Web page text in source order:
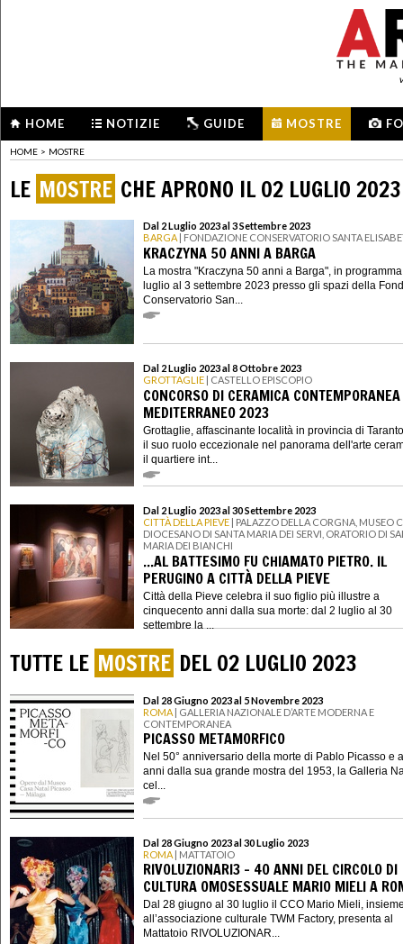
HOME NOTIZIE GUIDE MOSTRE
HOME > MOSTRE
LE MOSTRE CHE APRONO IL 02 LUGLIO 2023
Dal 2 Luglio 2023 al 3 Settembre 2023
BARGA | FONDAZIONE CONSERVATORIO SANTA
KRACZYNA 50 ANNI A BARGA
La mostra "Kraczyna 50 anni a Barga", in
luglio al 3 settembre 2023 presso gli spazi della
Conservatorio San...
Dal 2 Luglio 2023 al 8 Ottobre 2023
GROTTAGLIE | CASTELLO EPISCOPIO
CONCORSO DI CERAMICA CONTEMPORANEA
MEDITERRANEO 2023
Grottaglie, affascinante località in provincia di
il suo ruolo eccezionale nel panorama dell'arte
il quartiere int...
Dal 2 Luglio 2023 al 30 Settembre 2023
CITTÀ DELLA PIEVE | PALAZZO DELLA CORGNA, MUSEO
DIOCESANO DI SANTA MARIA DEI SERVI, ORATORIO DI
MARIA DEI BIANCHI
...AL BATTESIMO FU CHIAMATO PIETRO. IL
PERUGINO A CITTÀ DELLA PIEVE
Città della Pieve celebra il suo figlio più illustre a
cinquecento anni dalla sua morte: dal 2 luglio al 30
settembre la ...
TUTTE LE MOSTRE DEL 02 LUGLIO 2023
Dal 28 Giugno 2023 al 5 Novembre 2023
ROMA | GALLERIA NAZIONALE D’ARTE MODERNA E
CONTEMPORANEA
PICASSO METAMORFICO
Nel 50° anniversario della morte di Pablo Picasso e
anni dalla sua grande mostra del 1953, la Galleria
cel...
Dal 28 Giugno 2023 al 30 Luglio 2023
ROMA | MATTATOIO
RIVOLUZIONARI3 - 40 ANNI DEL CIRCOLO DI
CULTURA OMOSESSUALE MARIO MIELI A
Dal 28 giugno al 30 luglio il CCO Mario Mieli,
all’associazione culturale TWM Factory, presenta al
Mattatoio RIVOLUZIONAR...